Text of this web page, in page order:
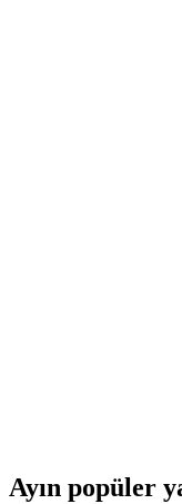
Mor renkli, 900 W
1275 MonoStick çubuk
ve hafif yapısı, farklı
CVS DN 1275
Çubuk Blender
CVS DN 1275 ve Kiwi
mutfak el blenderleridir.
performans ve
Ayın popüler